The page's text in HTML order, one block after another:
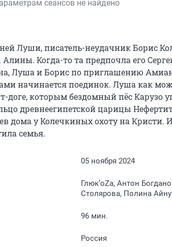
сеансов не найдено
Луши, писатель-неудачник Борис
Когда-то та предпочла его
Луша и Борис по приглашению
начинается поединок. Луша как
доге, которым бездомный пёс Карузо
древнеегипетской царицы
дома у Колечкиных охоту на
семья.
05 ноября 2024
Глюк’oZa, Антон
Столярова, Полина
96 мин.
Россия